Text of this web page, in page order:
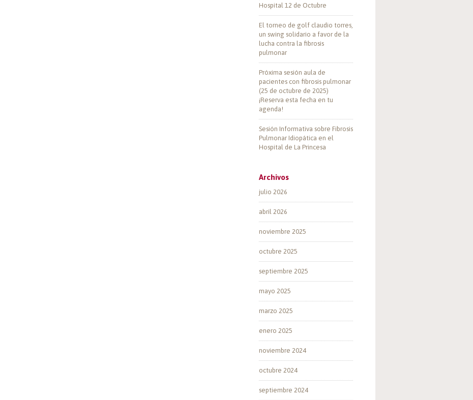
Hospital 12 de Octubre
El torneo de golf claudio torres,
un swing solidario a favor de la
lucha contra la fibrosis
pulmonar
Próxima sesión aula de
pacientes con fibrosis pulmonar
(25 de octubre de 2025)
¡Reserva esta fecha en tu
agenda!
Sesión Informativa sobre Fibrosis
Pulmonar Idiopática en el
Hospital de La Princesa
Archivos
julio 2026
abril 2026
noviembre 2025
octubre 2025
septiembre 2025
mayo 2025
marzo 2025
enero 2025
noviembre 2024
octubre 2024
septiembre 2024